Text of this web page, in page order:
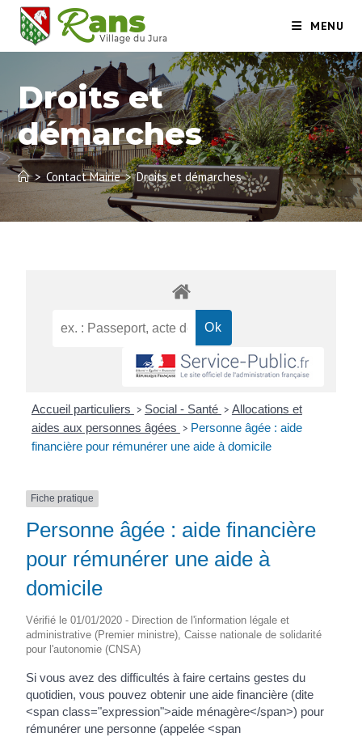
MENU
Droits et
démarches
> Contact Mairie > Droits et démarches
Accueil particuliers > Social - Santé > Allocations et
aides aux personnes âgées > Personne âgée : aide
financière pour rémunérer une aide à domicile
Fiche pratique
Personne âgée : aide financière
pour rémunérer une aide à
domicile
Vérifié le 01/01/2020 - Direction de l'information légale et
administrative (Premier ministre), Caisse nationale de solidarité
pour l'autonomie (CNSA)
Si vous avez des difficultés à faire certains gestes du
quotidien, vous pouvez obtenir une aide financière (dite
<span class="expression">aide ménagère</span>) pour
rémunérer une personne (appelée <span